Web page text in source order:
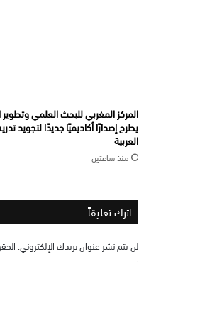
المركز المغربي للبحث العلمي وتطوير
يطرح إصدارًا أكاديميًا جديدًا لتجويد
العربية
منذ ساعتين
اترك تعليقاً
لن يتم نشر عنوان بريدك الإلكتروني.